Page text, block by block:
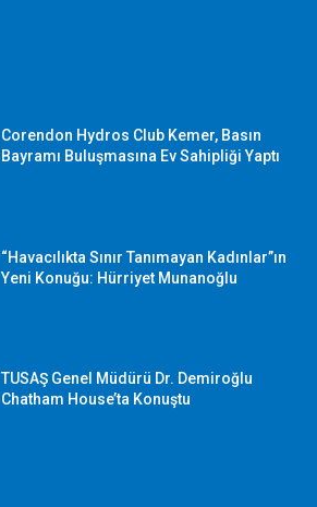
Corendon Hydros Club Kemer, Basın
Bayramı Buluşmasına Ev Sahipliği Yaptı
“Havacılıkta Sınır Tanımayan Kadınlar”ın
Yeni Konuğu: Hürriyet Munanoğlu
TUSAŞ Genel Müdürü Dr. Demiroğlu
Chatham House’ta Konuştu